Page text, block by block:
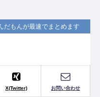
だもんが最速でまとめます
X(Twitter) お問い合わせ